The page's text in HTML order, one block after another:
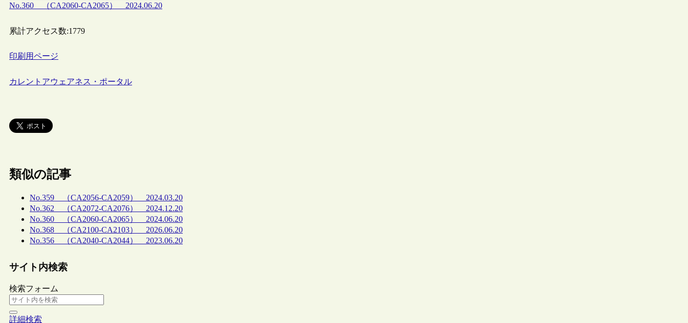
No.360 （CA2060-CA2065） 2024.06.20
累計アクセス数:1779
印刷用ページ
カレントアウェアネス・ポータル
類似の記事
No.359 （CA2056-CA2059） 2024.03.20
No.362 （CA2072-CA2076） 2024.12.20
No.360 （CA2060-CA2065） 2024.06.20
No.368 （CA2100-CA2103） 2026.06.20
No.356 （CA2040-CA2044） 2023.06.20
サイト内検索
検索フォーム
詳細検索